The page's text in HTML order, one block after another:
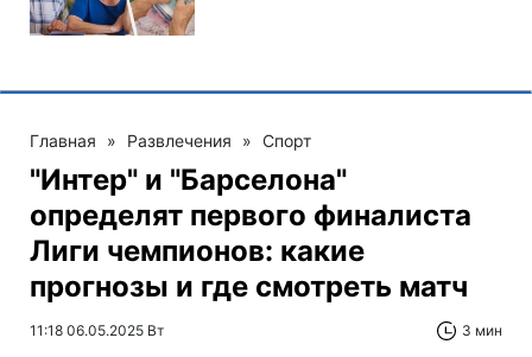
Главная » Развлечения » Спорт
"Интер" и "Барселона"
определят первого финалиста
Лиги чемпионов: какие
прогнозы и где смотреть матч
11:18 06.05.2025 Вт 3 мин